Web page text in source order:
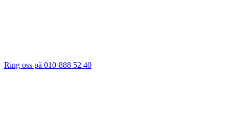
Ring oss på 010-888 52 40